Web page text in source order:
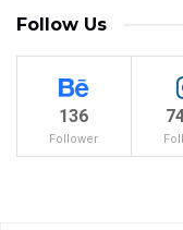
Follow Us
136
Follower